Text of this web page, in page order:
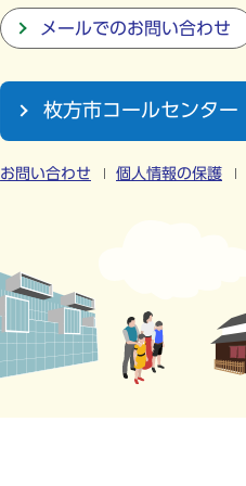
メールでのお問い合わせ
枚方市コールセンター
お問い合わせ 個人情報の保護